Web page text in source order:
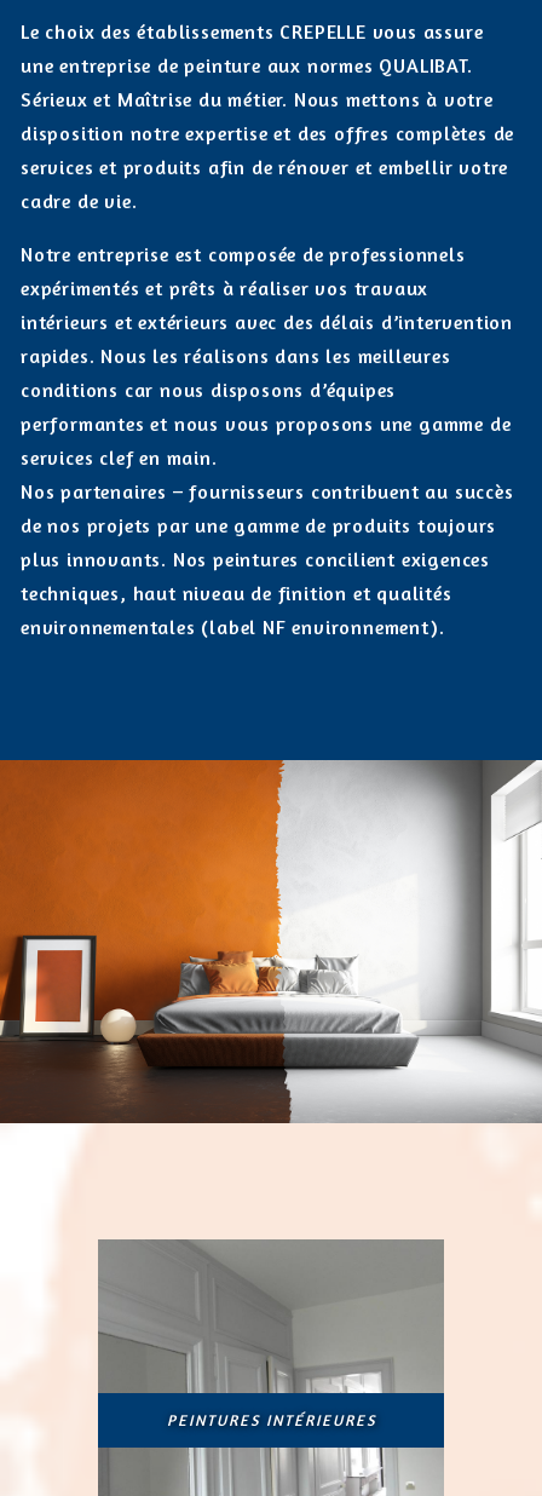
Le choix des établissements CREPELLE vous assure
une entreprise de peinture aux normes QUALIBAT.
Sérieux et Maîtrise du métier. Nous mettons à votre
disposition notre expertise et des offres complètes de
services et produits afin de rénover et embellir votre
cadre de vie.
Notre entreprise est composée de professionnels
expérimentés et prêts à réaliser vos travaux
intérieurs et extérieurs avec des délais d’intervention
rapides. Nous les réalisons dans les meilleures
conditions car nous disposons d’équipes
performantes et nous vous proposons une gamme de
services clef en main.
Nos partenaires – fournisseurs contribuent au succès
de nos projets par une gamme de produits toujours
plus innovants. Nos peintures concilient exigences
techniques, haut niveau de finition et qualités
environnementales (label NF environnement).
PEINTURES INTÉRIEURES